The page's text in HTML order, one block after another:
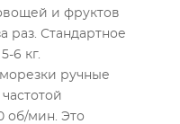
и фруктов
раз. Стандартное
6 кг.
ручные
об/мин. Это